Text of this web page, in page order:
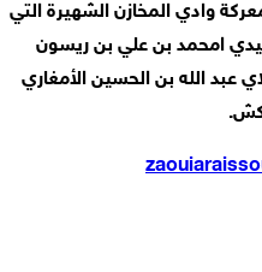
وادي المخازن الشهيرة التي
يد سيدي امحمد بن علي بن ريسون
شيخه مولاي عبد الله بن الحسين الأمغاري